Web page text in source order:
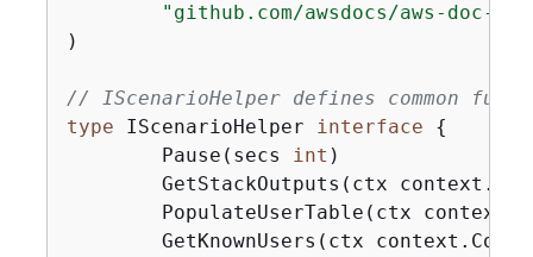
"github.com/awsdocs/aws-doc-
)
// IScenarioHelper defines common
type IScenarioHelper interface
{
	Pause(secs
int )
GetStackOutputs(ctx
PopulateUserTable(ctx
GetKnownUsers(ctx